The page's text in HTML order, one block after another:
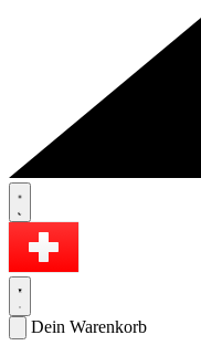
Dein Warenkorb